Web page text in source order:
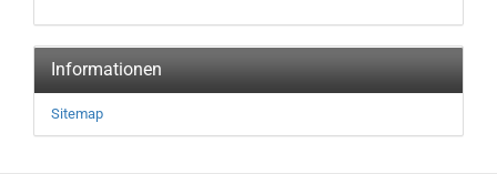
Informationen
Sitemap